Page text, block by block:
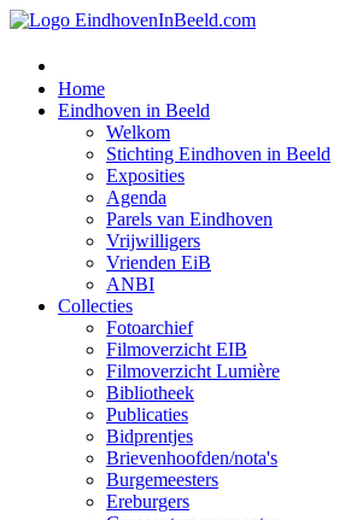
Home
Eindhoven in Beeld
Welkom
Stichting Eindhoven in Beeld
Exposities
Agenda
Parels van Eindhoven
Vrijwilligers
Vrienden EiB
ANBI
Collecties
Fotoarchief
Filmoverzicht EIB
Filmoverzicht Lumière
Bibliotheek
Publicaties
Bidprentjes
Brievenhoofden/nota's
Burgemeesters
Ereburgers